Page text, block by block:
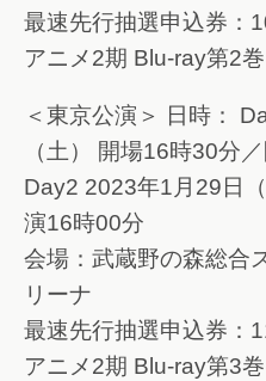
最速先行抽選申込券：
アニメ2期 Blu-ray第2
＜東京公演＞ 日時：
（土） 開場16時30分
Day2 2023年1月29日
演16時00分
会場：武蔵野の森総合
リーナ
最速先行抽選申込券：
アニメ2期 Blu-ray第3